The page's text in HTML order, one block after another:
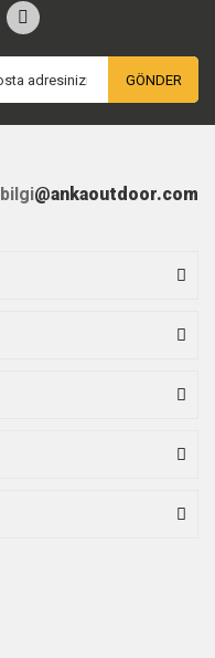
GÖNDER
bilgi@ankaoutdoor.com